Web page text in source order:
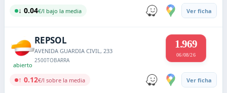
↓ 0.04€/l bajo la media Ver ficha
abierto
REPSOL
AVENIDA GUARDIA CIVIL, 233
2500TOBARRA
1.969
06/08/26
↑ 0.12€/l sobre la media Ver ficha